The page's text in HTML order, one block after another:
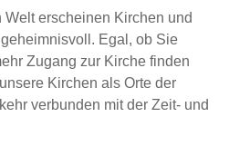
Welt erscheinen Kirchen und
Egal, ob Sie
Zugang zur Kirche finden
Kirchen als Orte der
verbunden mit der Zeit- und